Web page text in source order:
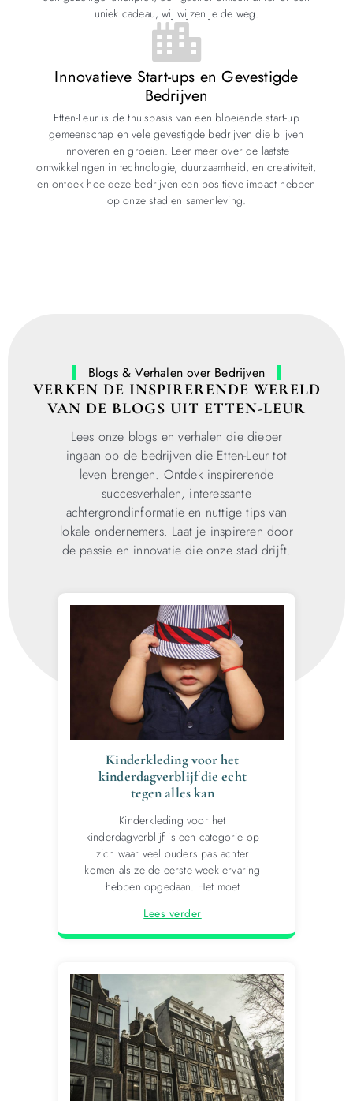
uniek cadeau, wij wijzen je de weg.
Innovatieve Start-ups en Gevestigde
Bedrijven
Etten-Leur is de thuisbasis van een bloeiende start-up
gemeenschap en vele gevestigde bedrijven die blijven
innoveren en groeien. Leer meer over de laatste
ontwikkelingen in technologie, duurzaamheid, en creativiteit,
en ontdek hoe deze bedrijven een positieve impact hebben
op onze stad en samenleving.
Blogs & Verhalen over Bedrijven
VERKEN DE INSPIRERENDE WERELD
VAN DE BLOGS UIT ETTEN-LEUR
Lees onze blogs en verhalen die dieper
ingaan op de bedrijven die Etten-Leur tot
leven brengen. Ontdek inspirerende
succesverhalen, interessante
achtergrondinformatie en nuttige tips van
lokale ondernemers. Laat je inspireren door
de passie en innovatie die onze stad drijft.
Kinderkleding voor het
kinderdagverblijf die echt
tegen alles kan
Kinderkleding voor het
kinderdagverblijf is een categorie op
zich waar veel ouders pas achter
komen als ze de eerste week ervaring
hebben opgedaan. Het moet
Lees verder